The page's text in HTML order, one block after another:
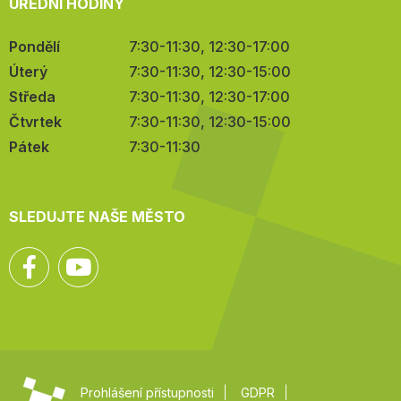
ÚŘEDNÍ HODINY
Pondělí
7:30-11:30, 12:30-17:00
Úterý
7:30-11:30, 12:30-15:00
Středa
7:30-11:30, 12:30-17:00
Čtvrtek
7:30-11:30, 12:30-15:00
Pátek
7:30-11:30
SLEDUJTE NAŠE MĚSTO
Facebook
Prohlášení přístupnosti GDPR